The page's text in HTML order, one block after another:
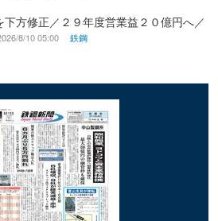
方修正／２９年度営業益２０億円へ／
8/10 05:00 鉄鋼